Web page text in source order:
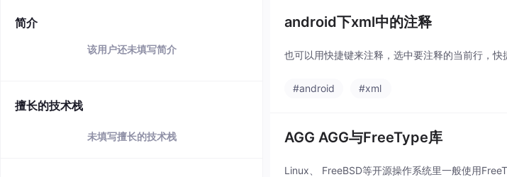
简介
该用户还未填写简介
擅长的技术栈
未填写擅长的技术栈
android下xml中的注释
也可以用快捷键来注释，选中要注释的当前行，
#android #xml
AGG AGG与FreeType库
Linux、 FreeBSD等开源操作系统里一般使用